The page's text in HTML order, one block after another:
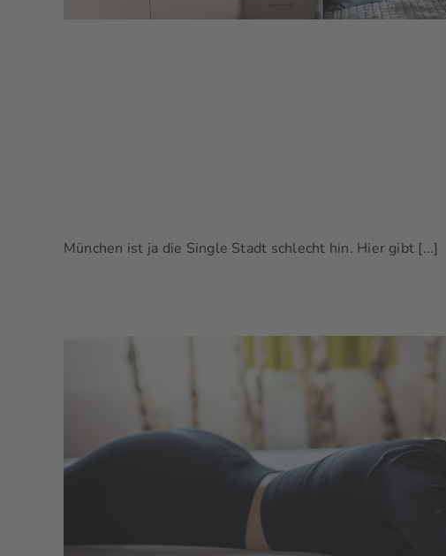
München ist ja die Single Stadt schlecht hin. Hier gibt [...]